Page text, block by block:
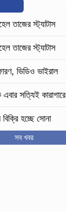
তাজের স্ট্যাটাস
তাজের স্ট্যাটাস
ভিডিও ভাইরাল
এবার সত্যিই কারাগারে
হচ্ছে সোনা
সব খবর